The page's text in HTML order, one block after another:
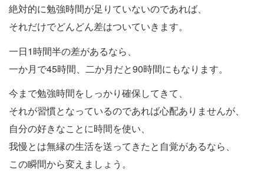
絶対的に勉強時間が足りていないのであれば、
それだけでどんどん差はついていきます。
一日1時間半の差があるなら、
一か月で45時間、二か月だと90時間にもなります。
今まで勉強時間をしっかり確保してきて、
それが習慣となっているのであれば心配ありませんが、
自分の好きなことに時間を使い、
我慢とは無縁の生活を送ってきたと自覚があるなら、
この瞬間から変えましょう。